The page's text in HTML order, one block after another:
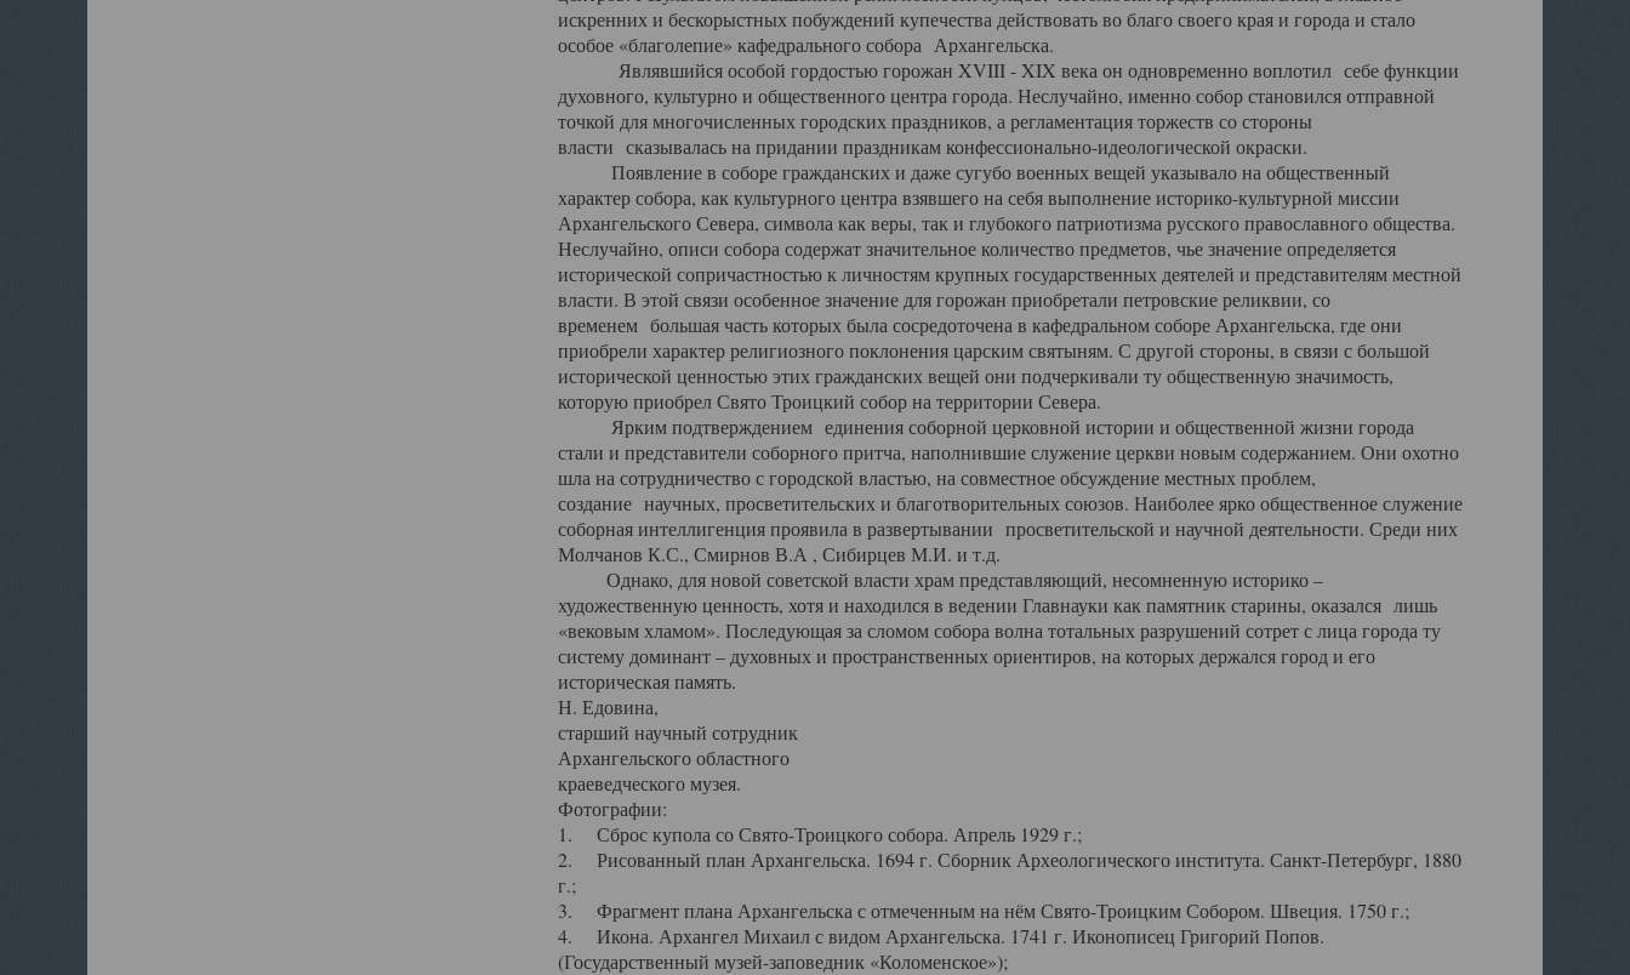
искренних и бескорыстных побуждений купечества действовать во благо своего края и города и стало
особое «благолепие» кафедрального собора Архангельска.
Являвшийся особой гордостью горожан XVIII - XIX века он одновременно воплотил себе функции
духовного, культурно и общественного центра города. Неслучайно, именно собор становился отправной
точкой для многочисленных городских праздников, а регламентация торжеств со стороны
власти сказывалась на придании праздникам конфессионально-идеологической окраски.
Появление в соборе гражданских и даже сугубо военных вещей указывало на общественный
характер собора, как культурного центра взявшего на себя выполнение историко-культурной миссии
Архангельского Севера, символа как веры, так и глубокого патриотизма русского православного общества.
Неслучайно, описи собора содержат значительное количество предметов, чье значение определяется
исторической сопричастностью к личностям крупных государственных деятелей и представителям местной
власти. В этой связи особенное значение для горожан приобретали петровские реликвии, со
временем большая часть которых была сосредоточена в кафедральном соборе Архангельска, где они
приобрели характер религиозного поклонения царским святыням. С другой стороны, в связи с большой
исторической ценностью этих гражданских вещей они подчеркивали ту общественную значимость,
которую приобрел Свято Троицкий собор на территории Севера.
Ярким подтверждением единения соборной церковной истории и общественной жизни города
стали и представители соборного притча, наполнившие служение церкви новым содержанием. Они охотно
шла на сотрудничество с городской властью, на совместное обсуждение местных проблем,
создание научных, просветительских и благотворительных союзов. Наиболее ярко общественное служение
соборная интеллигенция проявила в развертывании просветительской и научной деятельности. Среди них
Молчанов К.С., Смирнов В.А , Сибирцев М.И. и т.д.
Однако, для новой советской власти храм представляющий, несомненную историко –
художественную ценность, хотя и находился в ведении Главнауки как памятник старины, оказался лишь
«вековым хламом». Последующая за сломом собора волна тотальных разрушений сотрет с лица города ту
систему доминант – духовных и пространственных ориентиров, на которых держался город и его
историческая память.
Н. Едовина,
старший научный сотрудник
Архангельского областного
краеведческого музея.
Фотографии:
1. Сброс купола со Свято-Троицкого собора. Апрель 1929 г.;
2. Рисованный план Архангельска. 1694 г. Сборник Археологического института. Санкт-Петербург, 1880
г.;
3. Фрагмент плана Архангельска с отмеченным на нём Свято-Троицким Собором. Швеция. 1750 г.;
4. Икона. Архангел Михаил с видом Архангельска. 1741 г. Иконописец Григорий Попов.
(Государственный музей-заповедник «Коломенское»);